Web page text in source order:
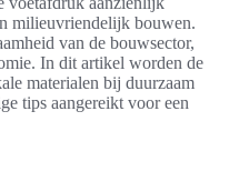
milieuvriendelijk bouwen.
van de bouwsector,
In dit artikel worden de
materialen bij duurzaam
tips aangereikt voor een